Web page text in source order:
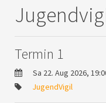
Termin 1
Sa 22. Aug 2026,
JugendVigil